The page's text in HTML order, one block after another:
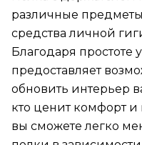
различные
средства личной
Благодаря простоте
предоставляет
обновить интерьер
кто ценит комфорт и
вы сможете легко